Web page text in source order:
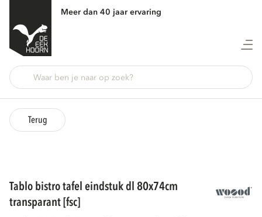
Meer dan 40 jaar ervaring
Terug
tablo bistro tafel eindstuk dl 80x74cm
transparant [fsc]